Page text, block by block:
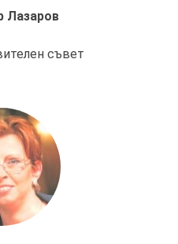
Лазаров
съвет